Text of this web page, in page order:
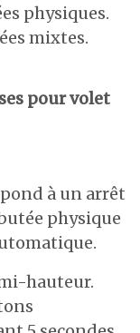
physiques.
mixtes.
pour volet
à un arrêt
physique
hauteur.